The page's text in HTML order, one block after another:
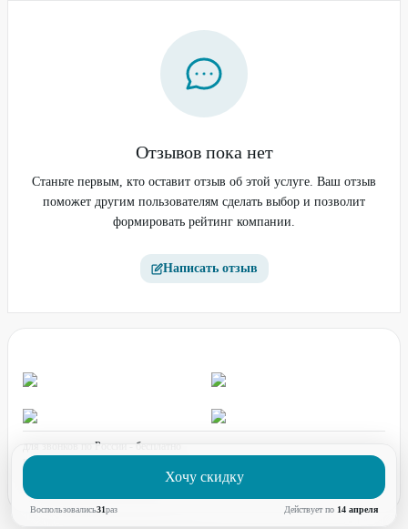
Хочу скидку
Воспользовались31раз Действует по 14 апреля
Отзывов пока нет
Станьте первым, кто оставит отзыв об этой услуге. Ваш отзыв
поможет другим пользователям сделать выбор и позволит
формировать рейтинг компании.
Написать отзыв
для звонков по России - бесплатно
график работы:
ПН-ПТ с 08:00 до 17:00 (по МСК)